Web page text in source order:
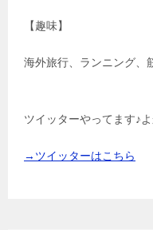
【趣味】
海外旅行、ランニング、
ツイッターやってます♪
→ツイッターはこちら